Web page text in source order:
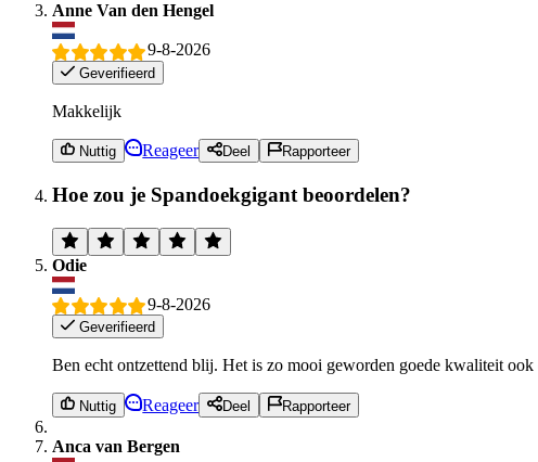
Anne Van den Hengel
9-8-2026
Geverifieerd
Makkelijk
Nuttig Reageer Deel Rapporteer
Hoe zou je Spandoekgigant beoordelen?
Odie
9-8-2026
Geverifieerd
Ben echt ontzettend blij. Het is zo mooi geworden goede kwaliteit
Nuttig Reageer Deel Rapporteer
Anca van Bergen